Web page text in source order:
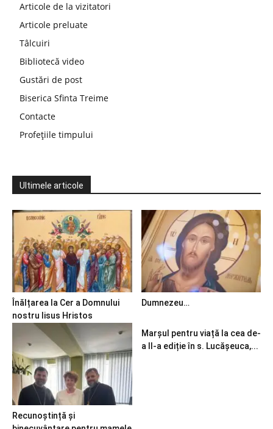
Articole de la vizitatori
Articole preluate
Tâlcuiri
Bibliotecă video
Gustări de post
Biserica Sfinta Treime
Contacte
Profețiile timpului
Ultimele articole
Înălțarea la Cer a Domnului
nostru Iisus Hristos
Dumnezeu…
Recunoștință și
Marșul pentru viață la cea de-
a II-a ediție în s. Lucășeuca,...